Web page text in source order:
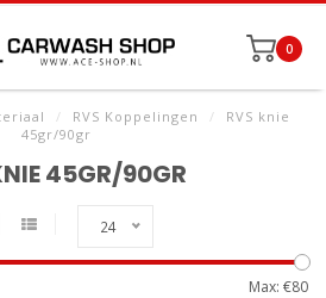
0
/ RVS Koppelingen /
RVS knie
45gr/90gr
45GR/90GR
24
Max: €80